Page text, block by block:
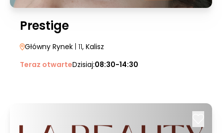
Prestige
Główny Rynek | 11, Kalisz
Teraz otwarteDzisiaj:08:30-14:30